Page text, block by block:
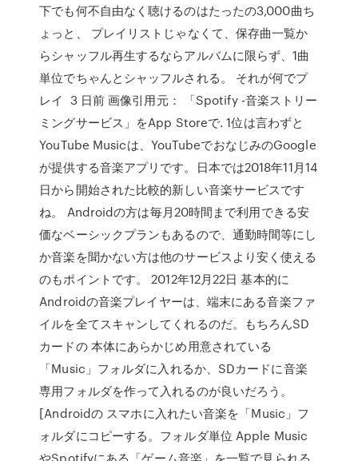
下でも何不自由なく聴けるのはたったの3,000曲ち
ょっと、 プレイリストじゃなくて、保存曲一覧か
らシャッフル再生するならアルバムに限らず、1曲
単位でちゃんとシャッフルされる。 それが何でプ
レイ 3 日前 画像引用元： ‎「Spotify -音楽ストリー
ミングサービス」をApp Storeで. 1位は言わずと
YouTube Musicは、YouTubeでおなじみのGoogle
が提供する音楽アプリです。日本では2018年11月14
日から開始された比較的新しい音楽サービスです
ね。 Androidの方は毎月20時間まで利用できる安
価なベーシックプランもあるので、通勤時間等にし
か音楽を聞かない方は他のサービスより安く使える
のもポイントです。 2012年12月22日 基本的に
Androidの音楽プレイヤーは、端末にある音楽ファ
イルを全てスキャンしてくれるのだ。もちろんSD
カードの 本体にあらかじめ用意されている
「Music」フォルダに入れるか、SDカードに音楽
専用フォルダを作って入れるのが良いだろう。
[Androidの スマホに入れたい音楽を「Music」フ
ォルダにコピーする。フォルダ単位 Apple Music
やSpotifyにある「ゲーム音楽」を一覧で見られる